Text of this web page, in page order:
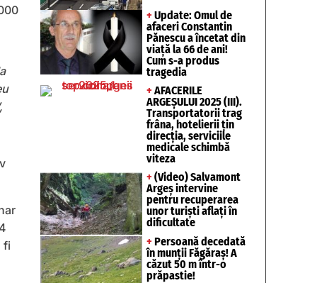
fi
+ Update: Omul de
afaceri Constantin
Pănescu a încetat din
viață la 66 de ani!
Cum s-a produs
tragedia
+ AFACERILE
ARGEȘULUI 2025 (III).
Transportatorii trag
frâna, hotelierii țin
direcția, serviciile
medicale schimbă
viteza
+ (Video) Salvamont
Argeș intervine
pentru recuperarea
unor turişti aflaţi în
dificultate
+ Persoană decedată
în munții Făgăraș! A
căzut 50 m într-o
prăpastie!